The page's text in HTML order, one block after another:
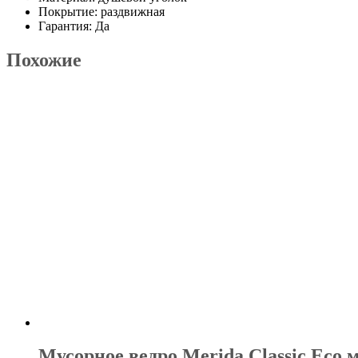
Покрытие: раздвижная
Гарантия: Да
Похожие